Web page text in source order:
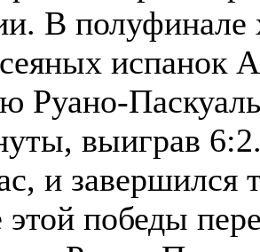
В полуфинале
испанок
Руано-
выиграв
и
этой победы